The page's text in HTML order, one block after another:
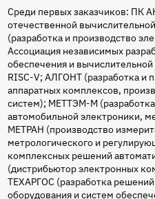
уличное
освещение
и других
и
решений.
Среди первых заказчиков: ПК
отечественной
(разработка и производство
Ассоциация независимых
обеспечения и
RISC-V; АЛГОНТ (разработка и
аппаратных комплексов,
систем); МЕТТЭМ-М
автомобильной электроники,
МЕТРАН (производство
метрологического и
комплексных решений
(дистрибьютор электронных
ТЕХАРГОС (разработка
оборудования и систем